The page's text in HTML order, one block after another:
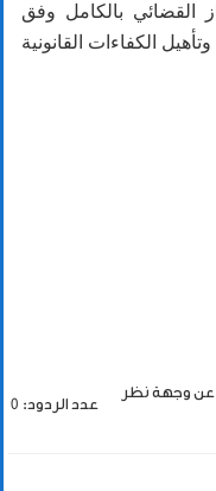
القضائي بالكامل وفق
الكفاءات القانونية
عن وجهة نظر
عدد الردود: 0